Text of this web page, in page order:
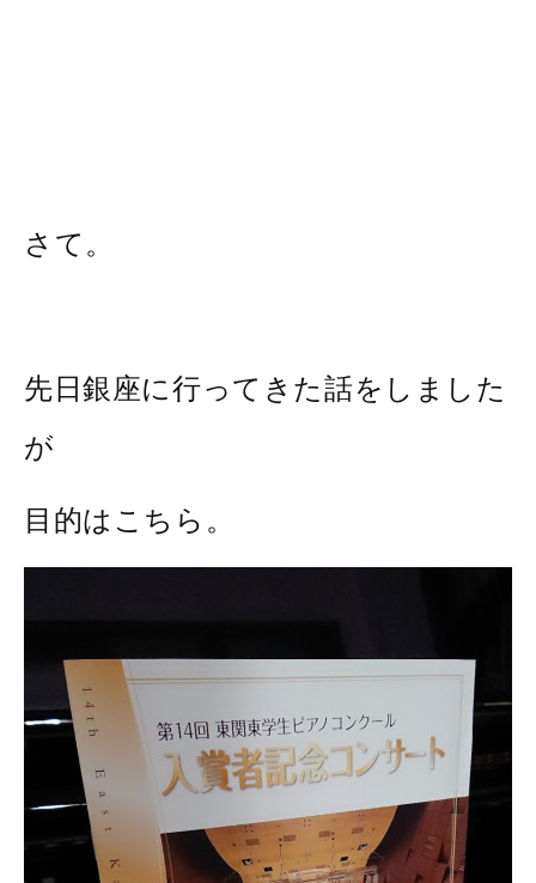
さて。
先日銀座に行ってきた話をしました
が
目的はこちら。